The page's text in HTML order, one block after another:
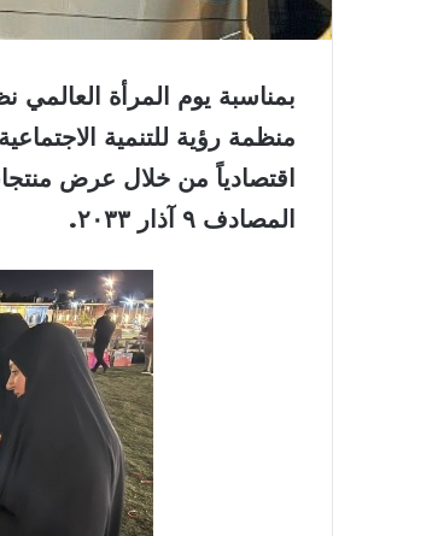
بمناسبة يوم المرأة
منظمة رؤية للتنمية
اقتصادياً من خلال عرض
المصادف ٩ آذار ٢٠٣٣.